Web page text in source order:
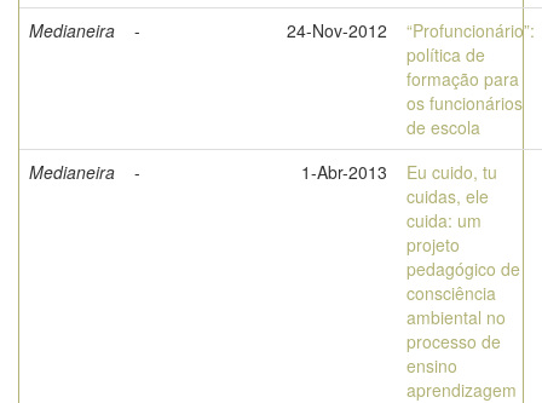
Medianeira
- 24-Nov-2012
“Profuncionário”:
política de
formação para
os funcionários
de escola
Medianeira
- 1-Abr-2013
Eu cuido, tu
cuidas, ele
cuida: um
projeto
pedagógico de
consciência
ambiental no
processo de
ensino
aprendizagem